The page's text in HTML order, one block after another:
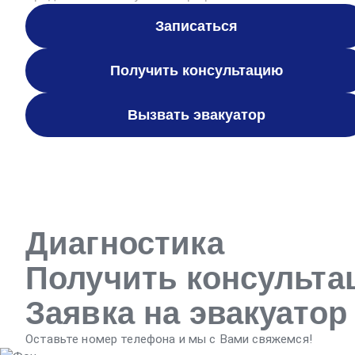
Записаться
Получить консультацию
Вызвать эвакуатор
Диагностика
Получить
Заявка на эвакуатор
Оставьте номер телефона и мы с Вами свяжемся!